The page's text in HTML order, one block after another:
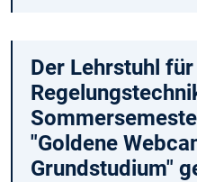
Der Lehrstuhl für
"Goldene
Grundstudium"